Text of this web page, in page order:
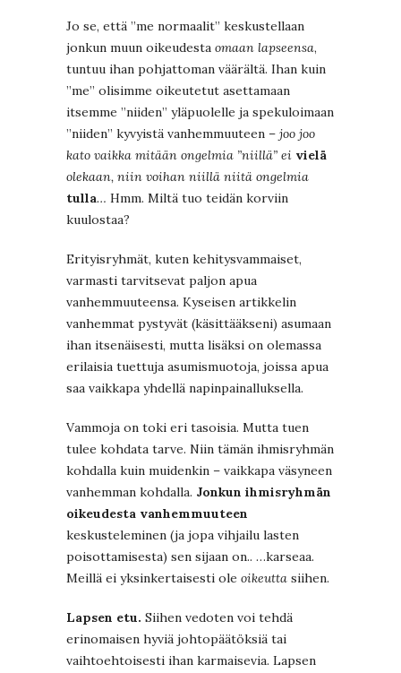
Jo se, että ”me normaalit” keskustellaan
jonkun muun oikeudesta omaan lapseensa,
tuntuu ihan pohjattoman väärältä. Ihan kuin
”me” olisimme oikeutetut asettamaan
itsemme ”niiden” yläpuolelle ja spekuloimaan
”niiden” kyvyistä vanhemmuuteen – joo joo
kato vaikka mitään ongelmia ”niillä” ei vielä
olekaan, niin voihan niillä niitä ongelmia
tulla… Hmm. Miltä tuo teidän korviin
kuulostaa?
Erityisryhmät, kuten kehitysvammaiset,
varmasti tarvitsevat paljon apua
vanhemmuuteensa. Kyseisen artikkelin
vanhemmat pystyvät (käsittääkseni) asumaan
ihan itsenäisesti, mutta lisäksi on olemassa
erilaisia tuettuja asumismuotoja, joissa apua
saa vaikkapa yhdellä napinpainalluksella.
Vammoja on toki eri tasoisia. Mutta tuen
tulee kohdata tarve. Niin tämän ihmisryhmän
kohdalla kuin muidenkin – vaikkapa väsyneen
vanhemman kohdalla. Jonkun ihmisryhmän
oikeudesta vanhemmuuteen
keskusteleminen (ja jopa vihjailu lasten
poisottamisesta) sen sijaan on.. …karseaa.
Meillä ei yksinkertaisesti ole oikeutta siihen.
Lapsen etu. Siihen vedoten voi tehdä
erinomaisen hyviä johtopäätöksiä tai
vaihtoehtoisesti ihan karmaisevia. Lapsen